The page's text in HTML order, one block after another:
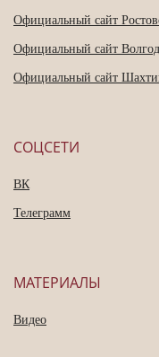
Официальный сайт
Официальный сайт
Официальный сайт
СОЦСЕТИ
ВК
Телеграмм
МАТЕРИАЛЫ
Видео